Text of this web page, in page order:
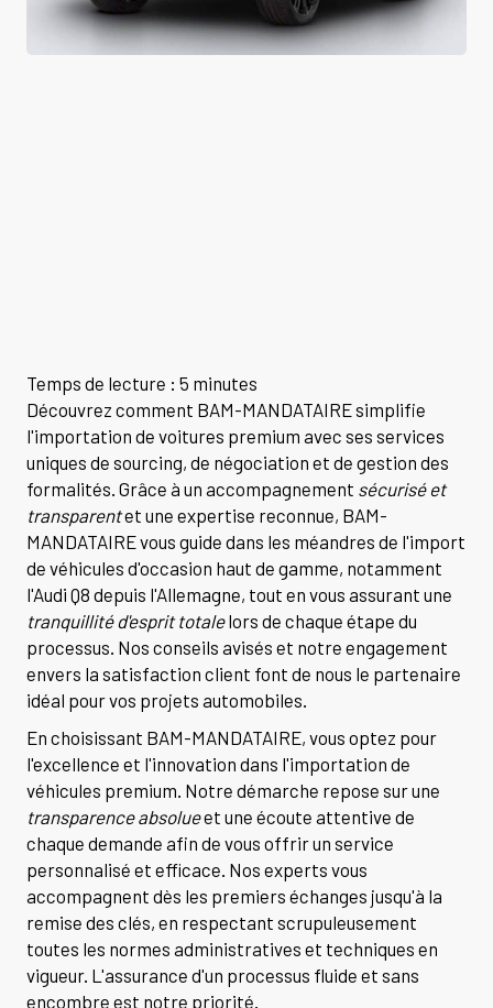
Temps de lecture : 5 minutes
Découvrez comment BAM-MANDATAIRE simplifie
l'importation de voitures premium avec ses services
uniques de sourcing, de négociation et de gestion des
formalités. Grâce à un accompagnement sécurisé et
transparentet une expertise reconnue, BAM-
MANDATAIRE vous guide dans les méandres de l'import
de véhicules d'occasion haut de gamme, notamment
l'Audi Q8 depuis l'Allemagne, tout en vous assurant une
tranquillité d'esprit totalelors de chaque étape du
processus. Nos conseils avisés et notre engagement
envers la satisfaction client font de nous le partenaire
idéal pour vos projets automobiles.
En choisissant BAM-MANDATAIRE, vous optez pour
l'excellence et l'innovation dans l'importation de
véhicules premium. Notre démarche repose sur une
transparence absolueet une écoute attentive de
chaque demande afin de vous offrir un service
personnalisé et efficace. Nos experts vous
accompagnent dès les premiers échanges jusqu'à la
remise des clés, en respectant scrupuleusement
toutes les normes administratives et techniques en
vigueur. L'assurance d'un processus fluide et sans
encombre est notre priorité.